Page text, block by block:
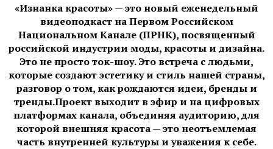
«Изнанка красоты» — это новый еженедельный
видеоподкаст на Первом Российском
Национальном Канале (ПРНК), посвященный
российской индустрии моды, красоты и дизайна.
Это не просто ток-шоу. Это встреча с людьми,
которые создают эстетику и стиль нашей страны,
разговор о том, как рождаются идеи, бренды и
тренды.Проект выходит в эфир и на цифровых
платформах канала, объединяя аудиторию, для
которой внешняя красота — это неотъемлемая
часть внутренней культуры и уважения к себе.